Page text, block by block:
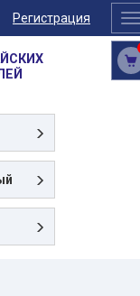
Регистрация